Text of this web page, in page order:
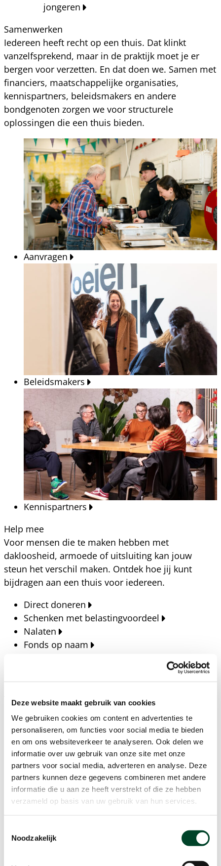
Deze website maakt gebruik van cookies
We gebruiken cookies om content en advertenties te
personaliseren, om functies voor social media te bieden
en om ons websiteverkeer te analyseren. Ook delen we
informatie over uw gebruik van onze site met onze
partners voor social media, adverteren en analyse. Deze
partners kunnen deze gegevens combineren met andere
informatie die u aan ze heeft verstrekt of die ze hebben
verzameld op basis van uw gebruik van hun services.
Noodzakelijk
jongeren
Samenwerken
Iedereen heeft recht op een thuis. Dat klinkt
vanzelfsprekend, maar in de praktijk moet je er
bergen voor verzetten. En dat doen we. Samen met
financiers, maatschappelijke organisaties,
kennispartners, beleidsmakers en andere
bondgenoten zorgen we voor structurele
oplossingen die een thuis bieden.
Aanvragen
Beleidsmakers
Kennispartners
Help mee
Voor mensen die te maken hebben met
dakloosheid, armoede of uitsluiting kan jouw
steun het verschil maken. Ontdek hoe jij kunt
bijdragen aan een thuis voor iedereen.
Direct doneren
Schenken met belastingvoordeel
Nalaten
Fonds op naam
Blijf op de hoogte van het laatste nieuws, verhalen,
publicaties en ontwikkelingen rondom Kansfonds
en onze missie.
Nieuwsberichten
Nieuws
Verhalen
Beeldbanken
Foto's bestaanszekerheid
Agenda